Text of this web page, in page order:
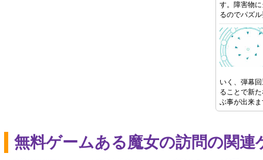
す。障害物
るのでパズ
いく、弾幕
ることで新
ぶ事が出来
無料ゲームある魔女の訪問の関連